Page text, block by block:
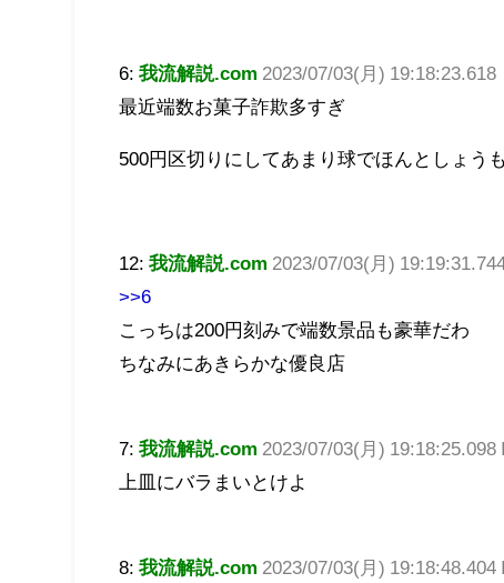
6:我流解説.com 2023/07/03(月) 19:18:23.618
最近端数お菓子詐欺多すぎ
500円区切りにしてあまり球でほんとしょう
12:我流解説.com 2023/07/03(月)
>>6
こっちは200円刻みで端数景品も豪華だわ
ちなみにあきらかな優良店
7:我流解説.com 2023/07/03(月) 19:18:25.098
上皿にバラまいとけよ
8:我流解説.com 2023/07/03(月) 19:18:48.404